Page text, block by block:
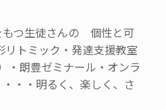
もつ生徒さんの 個性と可
トミック・発達支援教室
・朗豊ゼミナール・オンラ
・・明るく、楽しく、さ